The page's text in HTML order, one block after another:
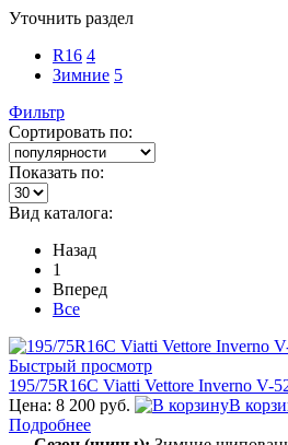
Уточнить раздел
R16 4
Зимние 5
Фильтр
Сортировать по:
Показать по:
Вид каталога:
Назад
1
Вперед
Все
Быстрый просмотр
195/75R16C Viatti Vettore Inverno V-
Цена: 8 200 руб.
В
Подробнее